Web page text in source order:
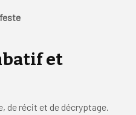
et
de récit et de décryptage.